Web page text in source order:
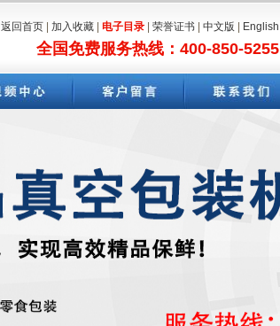
返回首页 加入收藏 电子目录 荣誉证书 中文版 English
全国免费服务热线：400-850-5255